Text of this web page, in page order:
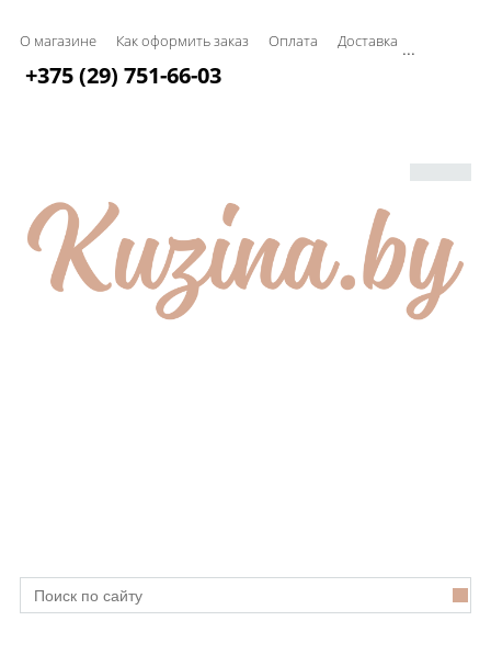
О магазине Как оформить заказ Оплата Доставка ...
+375 (29) 751-66-03